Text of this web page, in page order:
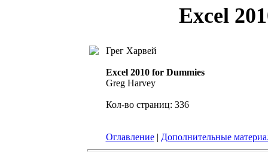
Excel
Грег Харвей
Excel 2010 for Dummies
Greg Harvey
Кол-во страниц: 336
Оглавление| Дополнительные